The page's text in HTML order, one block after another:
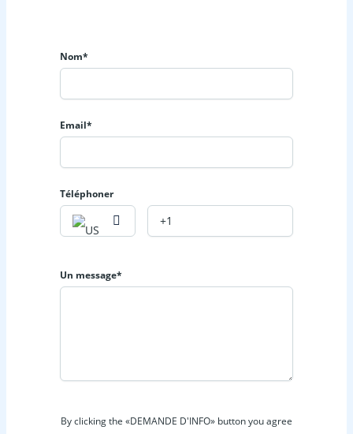
Nom*
Email*
Téléphoner
Un message*
By clicking the «DEMANDE D'INFO» button you agree